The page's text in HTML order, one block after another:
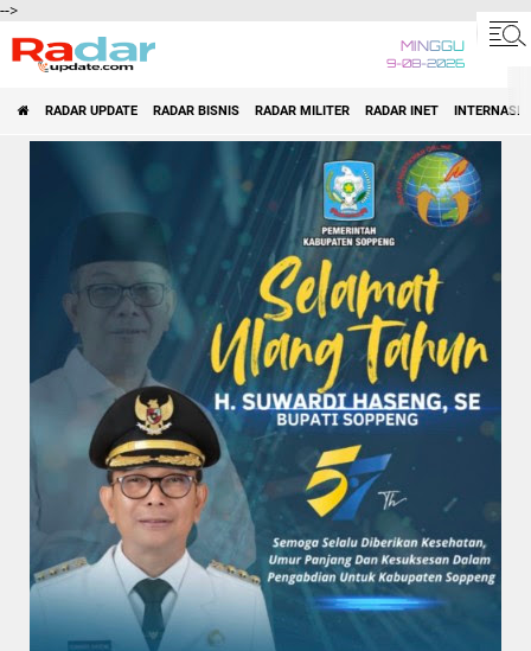
-->
MINGGU
9-08-2026
RADAR UPDATE RADAR BISNIS RADAR MILITER RADAR INET